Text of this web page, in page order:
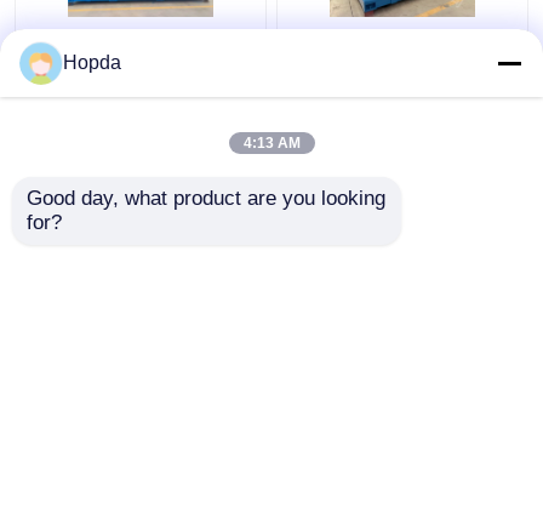
পাওয়ার ক্যাবল ক্যান্টিলিভার সিঙ্গল
টুইস্ট ক্যাবলিং মেশিন
Hopda
4:13 AM
Good day, what product are you looking
for?